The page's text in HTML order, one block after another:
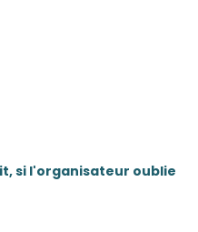
si l'organisateur oublie